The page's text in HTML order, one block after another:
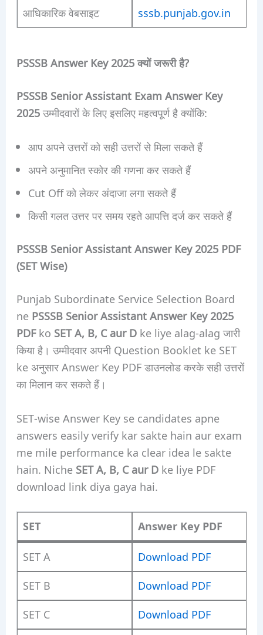
आधिकारिक वेबसाइट sssb.punjab.gov.in
PSSSB Answer Key 2025 क्यों जरूरी है?
PSSSB Senior Assistant Exam Answer Key
2025उम्मीदवारों के लिए इसलिए महत्वपूर्ण है क्योंकि:
आप अपने उत्तरों को सही उत्तरों से मिला सकते हैं
अपने अनुमानित स्कोर की गणना कर सकते हैं
Cut Off को लेकर अंदाजा लगा सकते हैं
किसी गलत उत्तर पर समय रहते आपत्ति दर्ज कर सकते हैं
PSSSB Senior Assistant Answer Key 2025 PDF
(SET Wise)
Punjab Subordinate Service Selection Board
ne PSSSB Senior Assistant Answer Key 2025
PDFko SET A, B, C aur Dke liye alag-alag जारी
किया है। उम्मीदवार अपनी Question Booklet ke SET
ke अनुसार Answer Key PDF डाउनलोड करके सही उत्तरों
का मिलान कर सकते हैं।
SET-wise Answer Key se candidates apne
answers easily verify kar sakte hain aur exam
me mile performance ka clear idea le sakte
hain. Niche SET A, B, C aur Dke liye PDF
download link diya gaya hai.
SET Answer Key PDF
SET A Download PDF
SET B Download PDF
SET C Download PDF